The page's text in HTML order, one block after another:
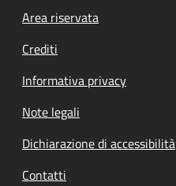
Footer menu
Area riservata
Crediti
Informativa privacy
Note legali
Dichiarazione di accessibilità
Contatti